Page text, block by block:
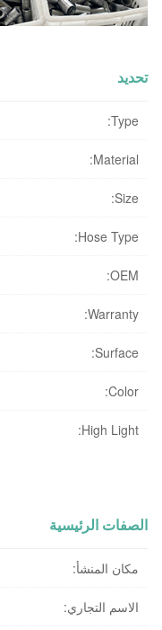
تحديد
Type:
Material:
Size:
Hose Type:
OEM:
Warranty:
Surface:
Color:
High Light:
الصفات الرئيسية
مكان المنشأ:
الاسم التجاري: